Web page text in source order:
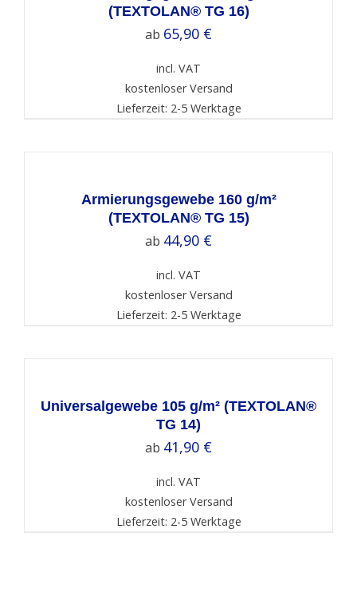
(TEXTOLAN® TG 16)
ab 65,90 €
incl. VAT
kostenloser Versand
Lieferzeit: 2-5 Werktage
Armierungsgewebe 160 g/m²
(TEXTOLAN® TG 15)
ab 44,90 €
incl. VAT
kostenloser Versand
Lieferzeit: 2-5 Werktage
DETAILS
Universalgewebe 105 g/m² (TEXTOLAN®
TG 14)
ab 41,90 €
incl. VAT
kostenloser Versand
Lieferzeit: 2-5 Werktage